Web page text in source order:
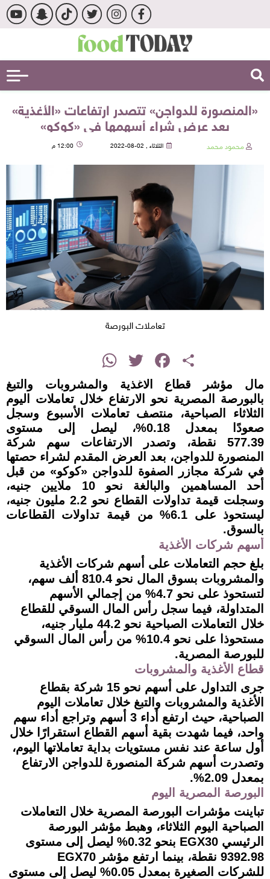
«المنصورة للدواجن» تتصدر ارتفاعات «الأغذية»
بعد عرض شراء أسهمها في «كوكو»
محمود محمد الثلاثاء , 02-08-2022 12:00 م
تعاملات البورصة
Share
Facebook
Twitter
WhatsApp
مال مؤشر قطاع الأغذية والمشروبات والتبغ
بالبورصة المصرية نحو الارتفاع خلال تعاملات اليوم
الثلاثاء الصباحية، منتصف تعاملات الأسبوع وسجل
صعودًا بمعدل 0.18%، ليصل إلى مستوى
577.39 نقطة، وتصدر الارتفاعات سهم شركة
المنصورة للدواجن، بعد العرض المقدم لشراء حصتها
في شركة مجازر الصفوة للدواجن «كوكو» من قبل
أحد المساهمين والبالغة نحو 10 ملايين جنيه،
وسجلت قيمة تداولات القطاع نحو 2.2 مليون جنيه،
ليستحوذ على 6.1% من قيمة تداولات القطاعات
بالسوق.
أسهم شركات الأغذية
بلغ حجم التعاملات على أسهم شركات الأغذية
والمشروبات بسوق المال نحو 810.4 ألف سهم،
لتستحوذ على نحو 4.7% من إجمالي الأسهم
المتداولة، فيما سجل رأس المال السوقي للقطاع
خلال التعاملات الصباحية نحو 44.2 مليار جنيه،
مستحوذا على نحو 10.4% من رأس المال السوقي
للبورصة المصرية.
قطاع الأغذية والمشروبات
جرى التداول على أسهم نحو 15 شركة بقطاع
الأغذية والمشروبات والتبغ خلال تعاملات اليوم
الصباحية، حيث ارتفع أداء 3 أسهم وتراجع أداء سهم
واحد، فيما شهدت بقية أسهم القطاع استقرارًا خلال
أول ساعة عند نفس مستويات بداية تعاملاتها اليوم،
وتصدرت أسهم شركة المنصورة للدواجن الارتفاع
بمعدل 2.09%.
البورصة المصرية اليوم
تباينت مؤشرات البورصة المصرية خلال التعاملات
الصباحية اليوم الثلاثاء، وهبط مؤشر البورصة
الرئيسي EGX30 بنحو 0.32% ليصل إلى مستوى
للشركات الصغيرة بمعدل 0.05% ليصل إلى مستوى